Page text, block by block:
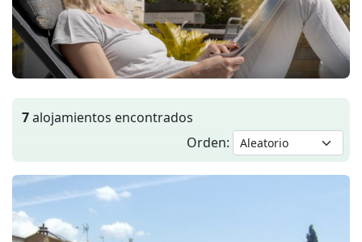
7alojamientos encontrados
Orden: